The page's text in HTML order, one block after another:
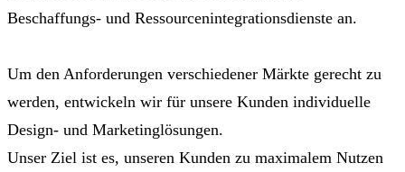
Beschaffungs- und Ressourcenintegrationsdienste an.
Um den Anforderungen verschiedener Märkte gerecht zu
werden, entwickeln wir für unsere Kunden individuelle
Design- und Marketinglösungen.
Unser Ziel ist es, unseren Kunden zu maximalem Nutzen